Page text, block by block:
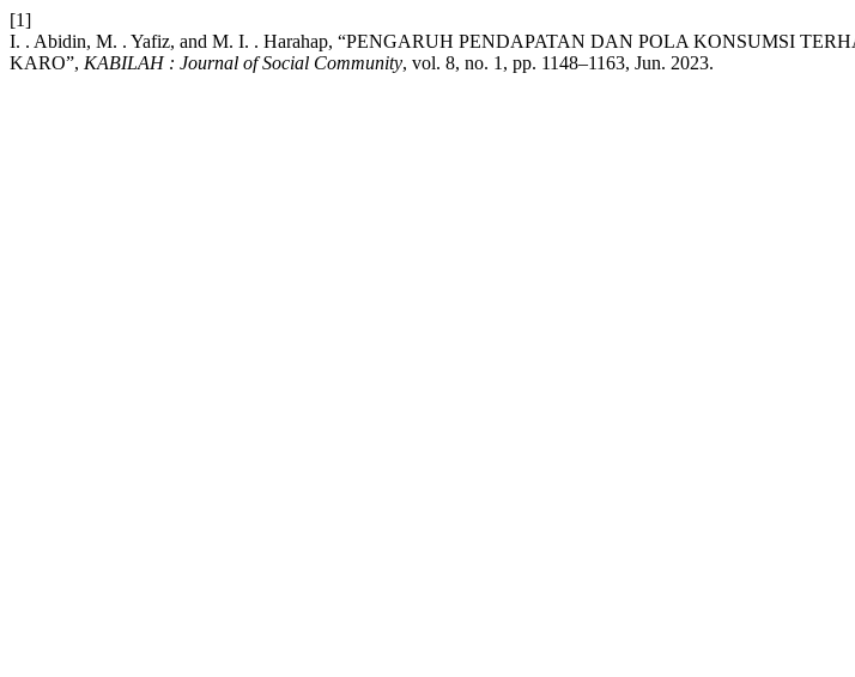
[1]
I. . Abidin, M. . Yafiz, and M. I. . Harahap, “PENGARUH PENDAPATAN DAN POLA KONSUMSI
KARO”, KABILAH : Journal of Social Community, vol. 8, no. 1, pp. 1148–1163, Jun. 2023.